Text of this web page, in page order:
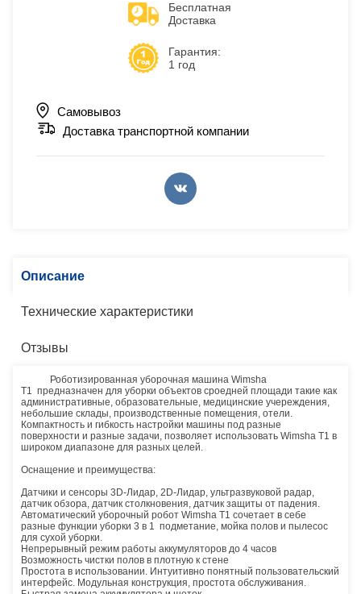
Бесплатная
Доставка
Гарантия:
1 год
Самовывоз
Доставка транспортной компании
Описание
Технические характеристики
Отзывы
Роботизированная уборочная машина Wimsha
T1 предназначен для уборки объектов сроедней площади такие как
административные, образовательные, медицинские учереждения,
небольшие склады, производственные помещения, отели.
Компактность и гибкость настройки машины под разные
поверхности и разные задачи, позволяет использовать Wimsha T1 в
широком диапазоне для разных целей.
Оснащение и преимущества:
Датчики и сенсоры 3D-Лидар, 2D-Лидар, ультразвуковой радар,
датчик обзора, датчик столкновения, датчик защиты от падения.
Автоматический уборочный робот Wimsha T1 сочетает в себе
разные функции уборки 3 в 1 подметание, мойка полов и пылесос
для сухой уборки.
Непрерывный режим работы аккумуляторов до 4 часов
Возможность чистки полов в плотную к стене
Простота в использовании. Интуитивно понятный пользовательский
интерфейс. Модульная конструкция, простота обслуживания.